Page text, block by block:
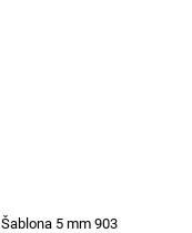
Šablona 5 mm 903